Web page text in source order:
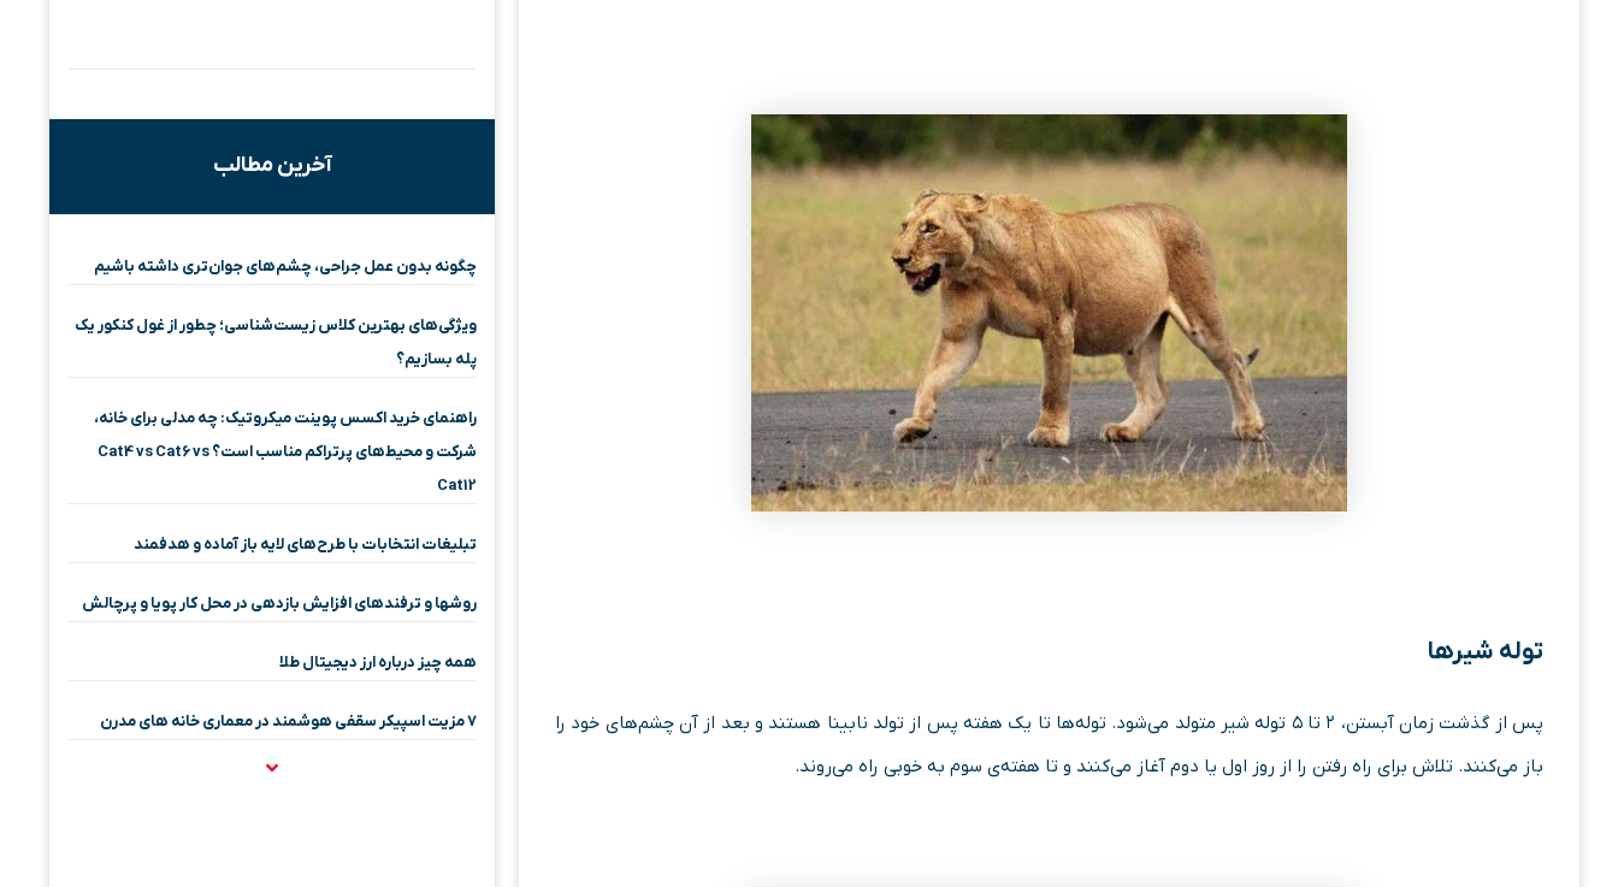
توله شیرها
پس از گذشت زمان آبستن، ۲ تا ۵ توله ­‌شیر متولد می­‌شود. توله­‌ها تا یک هفته پس از تولد نابینا هستند و بعد از آن چشم­‌های خود را
باز می­‌کنند. تلاش برای راه رفتن را از روز اول یا دوم آغاز می­‌کنند و تا هفته­‌ی سوم به خوبی راه می­‌روند.
آخرین مطالب
چگونه بدون عمل جراحی، چشم‌های جوان‌تری داشته باشیم
ویژگی‌های بهترین کلاس زیست‌شناسی؛ چطور از غول کنکور یک
پله بسازیم؟
راهنمای خرید اکسس پوینت میکروتیک: چه مدلی برای خانه،
شرکت و محیط‌های پرتراکم مناسب است؟ Cat4 vs Cat6 vs
Cat12
تبلیغات انتخابات با طرح‌های لایه باز آماده و هدفمند
روشها و ترفندهای افزایش بازدهی در محل کار پویا و پرچالش
همه چیز درباره ارز دیجیتال طلا
۷ مزیت اسپیکر سقفی هوشمند در معماری خانه‌ های مدرن